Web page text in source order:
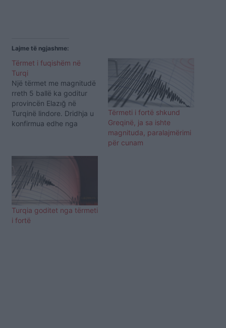
Lajme të ngjashme:
Tërmet i fuqishëm në
Turqi
Një tërmet me magnitudë
rreth 5 ballë ka goditur
provincën Elazığ në
Turqinë lindore. Dridhja u
konfirmua edhe nga
Fatkeqësive dhe
Urgjencës (AFAD). Sipas
informacionit në faqen e
internetit të këtij
institucioni, tërmeti u
regjistrua në Sivrice të
Elazig, rreth orës 20.53,…
Tërmeti i fortë shkund
Greqinë, ja sa ishte
magnituda, paralajmërimi
për cunam
Turqia goditet nga tërmeti
i fortë